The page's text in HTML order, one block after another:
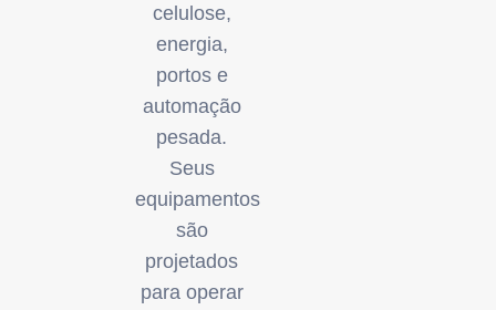
celulose,
energia,
portos e
automação
pesada.
Seus
equipamentos
são
projetados
para operar